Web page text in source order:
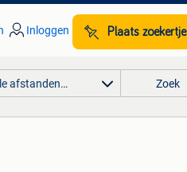
Inloggen Plaats zoekertje
afstanden… Zoek